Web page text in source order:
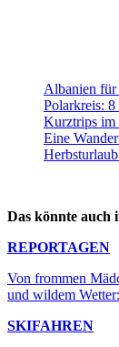
Albanien
Polarkreis:
Kurztrips im
Eine
Das könnte auch
REPORTAGEN
Von frommen
und wildem
SKIFAHREN